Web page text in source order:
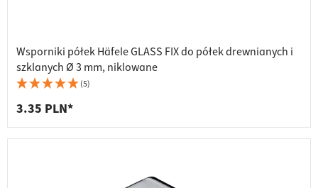
Wsporniki półek Häfele GLASS FIX do półek drewnianych i
szklanych Ø 3 mm, niklowane
(5)
3.35 PLN*